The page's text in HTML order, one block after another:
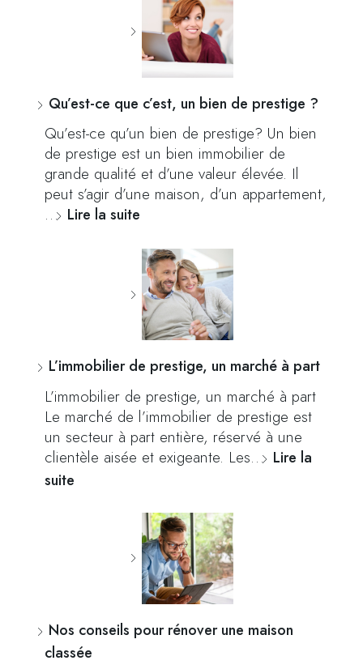
Qu’est-ce que c’est, un bien de prestige ?
Qu’est-ce qu’un bien de prestige? Un bien
de prestige est un bien immobilier de
grande qualité et d’une valeur élevée. Il
peut s’agir d’une maison, d’un appartement,
… Lire la suite
L’immobilier de prestige, un marché à part
L’immobilier de prestige, un marché à part
Le marché de l’immobilier de prestige est
un secteur à part entière, réservé à une
clientèle aisée et exigeante. Les… Lire la
suite
Nos conseils pour rénover une maison
classée